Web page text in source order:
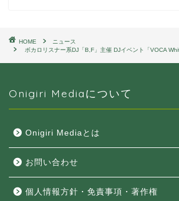
HOME
ニュース
ボカロリスナー系DJ「B,F」主催 DJイベント「VOCA
Onigiri Mediaについて
Onigiri Mediaとは
お問い合わせ
個人情報方針・免責事項・著作権